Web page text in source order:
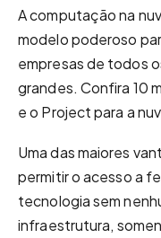
A computação na
modelo poderoso
empresas de todos
grandes. Confira 10
e o Project para a
Uma das maiores
permitir o acesso a
tecnologia sem
infraestrutura,